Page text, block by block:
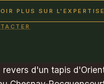
PLUS SUR L'EXPERTISE